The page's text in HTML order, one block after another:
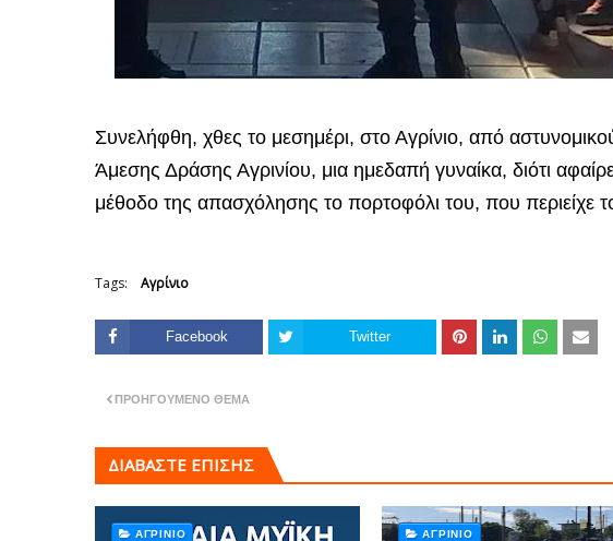
Συνελήφθη, χθες το μεσημέρι, στο Αγρίνιο, από
Άμεσης Δράσης Αγρινίου, μια ημεδαπή γυναίκα, διότι
μέθοδο της απασχόλησης το πορτοφόλι του, που περιείχε
Tags: Αγρίνιο
Facebook Twitter
ΠΡΟΗΓΟΎΜΕΝΟ ΘΈΜΑ
ΔΙΑΒΑΣΤΕ ΕΠΙΣΗΣ
ΑΓΡΊΝΙΟ ΑΓΡΊΝΙΟ